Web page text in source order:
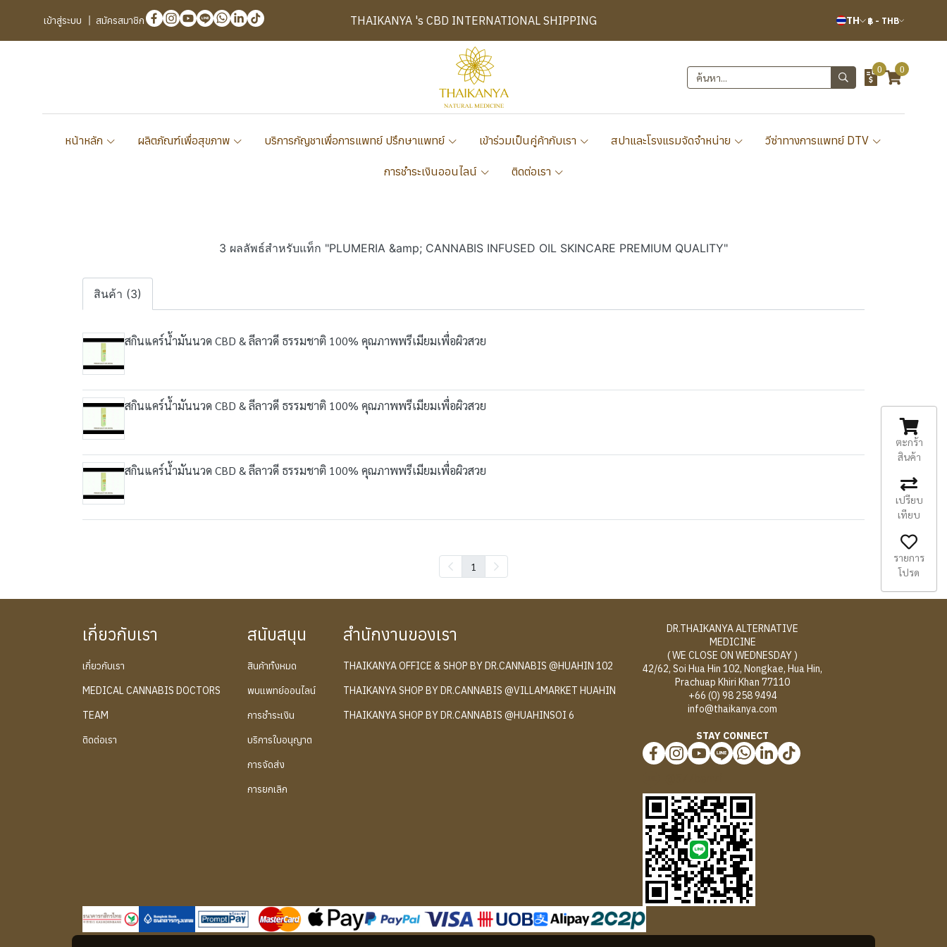
เข้าสู่ระบบ สมัครสมาชิก THAIKANYA 's CBD INTERNATIONAL SHIPPING TH ฿ - THB
0 0
หน้าหลัก ผลิตภัณฑ์เพื่อสุขภาพ บริการกัญชาเพื่อการแพทย์ ปรึกษาแพทย์ เข้าร่วมเป็นคู่ค้ากับเรา สปาและโรงแรมจัดจำหน่าย วีซ่าทางการแพทย์ DTV
การชำระเงินออนไลน์ ติดต่อเรา
3 ผลลัพธ์สำหรับแท็ก "PLUMERIA &amp; CANNABIS INFUSED OIL SKINCARE PREMIUM QUALITY"
สินค้า (3)
สกินแคร์น้ำมันนวด CBD & ลีลาวดี ธรรมชาติ 100% คุณภาพพรีเมียมเพื่อผิวสวย
สกินแคร์น้ำมันนวด CBD & ลีลาวดี ธรรมชาติ 100% คุณภาพพรีเมียมเพื่อผิวสวย
สกินแคร์น้ำมันนวด CBD & ลีลาวดี ธรรมชาติ 100% คุณภาพพรีเมียมเพื่อผิวสวย
1
เกี่ยวกับเรา
เกี่ยวกับเรา
MEDICAL CANNABIS DOCTORS
TEAM
ติดต่อเรา
สนับสนุน
สินค้าทั้งหมด
พบแพทย์ออนไลน์
การชำระเงิน
บริการใบอนุญาต
การจัดส่ง
การยกเลิก
สำนักงานของเรา
THAIKANYA OFFICE & SHOP BY DR.CANNABIS @HUAHIN 102
THAIKANYA SHOP BY DR.CANNABIS @VILLAMARKET HUAHIN
THAIKANYA SHOP BY DR.CANNABIS @HUAHINSOI 6
DR.THAIKANYA ALTERNATIVE
MEDICINE
( WE CLOSE ON WEDNESDAY )
42/62, Soi Hua Hin 102, Nongkae, Hua Hin,
Prachuap Khiri Khan 77110
+66 (0) 98 258 9494
info@thaikanya.com
STAY CONNECT
ตะกร้า
สินค้า
เปรียบ
เทียบ
รายการ
โปรด